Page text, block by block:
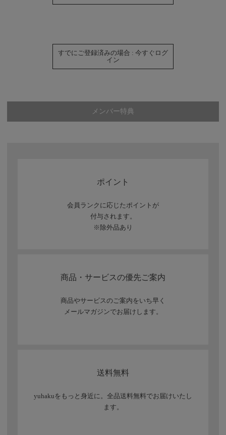
すでにご登録済みの場合 : 今すぐログ
イン
メンバー特典
ポイント
会員ランクに応じたポイントが
付与されます。
※除外品あり
商品・サービスの優先ご案内
商品やサービスのご案内をいち早く
メールマガジンでお届けします。
送料無料
yuhakuをもっと身近に。全品送料無料でお届けいたし
ます。